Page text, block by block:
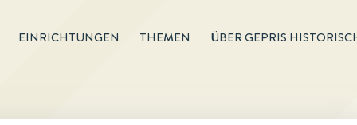
EINRICHTUNGEN THEMEN ÜBER GEPRIS